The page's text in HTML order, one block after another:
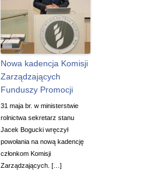
Nowa kadencja Komisji
Zarządzających
Funduszy Promocji
31 maja br. w ministerstwie
rolnictwa sekretarz stanu
Jacek Bogucki wręczył
powołania na nową kadencję
członkom Komisji
Zarządzających. […]